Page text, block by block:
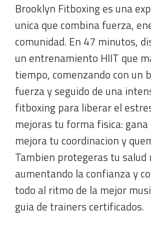
Brooklyn Fitboxing es una
unica que combina fuerza,
comunidad. En 47 minutos,
un entrenamiento HIIT que
tiempo, comenzando con un
fuerza y seguido de una
fitboxing para liberar el
mejoras tu forma fisica:
mejora tu coordinacion y
Tambien protegeras tu salud
aumentando la confianza y
todo al ritmo de la mejor
guia de trainers certificados.